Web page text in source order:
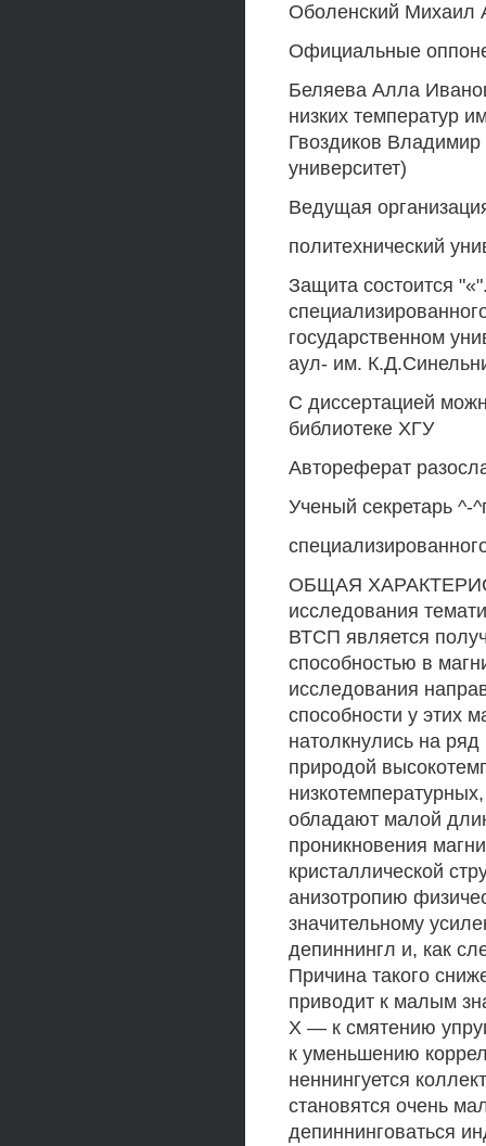
Оболенский Михаил
Официальные
Беляева Алла
низких температур
Гвоздиков
университет)
Ведущая
политехнический
Защита состоится
государственном
аул- им.
С диссертацией
библиотеке ХГУ
Автореферат
Ученый секретарь ^-
ОБЩАЯ
исследования
ВТСП является
способностью в
исследования
способности у этих
натолкнулись на
природой
обладают малой
проникновения
кристаллической
анизотропию
значительному
депиннингл и, как
Причина такого
приводит к малым
X — к смятению
к уменьшению
неннингуется
становятся очень
депиннинговаться